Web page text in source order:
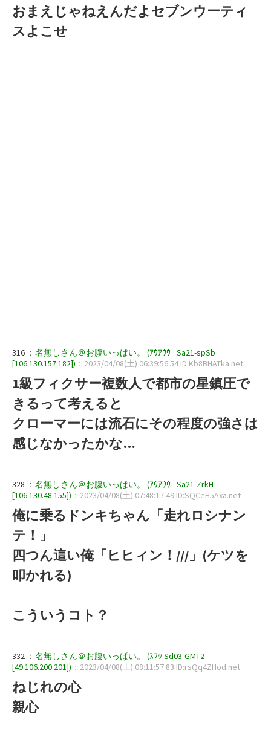
おまえじゃねえんだよセブンウーティ
スよこせ
316 ： 名無しさん＠お腹いっぱい。 (ｱｳｱｳｳｰ Sa21-spSb
[106.130.157.182]) ：2023/04/08(土) 06:39:56.54 ID:Kb8BHATka.net
1級フィクサー複数人で都市の星鎮圧で
きるって考えると
クローマーには流石にその程度の強さは
感じなかったかな…
328 ： 名無しさん＠お腹いっぱい。 (ｱｳｱｳｳｰ Sa21-ZrkH
[106.130.48.155]) ：2023/04/08(土) 07:48:17.49 ID:SQCeH5Axa.net
俺に乗るドンキちゃん「走れロシナン
テ！」
四つん這い俺「ヒヒィン！///」(ケツを
叩かれる)
こういうコト？
332 ： 名無しさん＠お腹いっぱい。 (ｽﾌｯ Sd03-GMT2
[49.106.200.201]) ：2023/04/08(土) 08:11:57.83 ID:rsQq4ZHod.net
ねじれの心
親心